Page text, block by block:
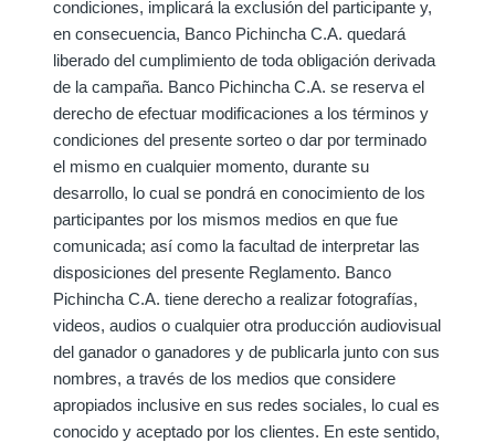
condiciones, implicará la exclusión del participante y,
en consecuencia, Banco Pichincha C.A. quedará
liberado del cumplimiento de toda obligación derivada
de la campaña. Banco Pichincha C.A. se reserva el
derecho de efectuar modificaciones a los términos y
condiciones del presente sorteo o dar por terminado
el mismo en cualquier momento, durante su
desarrollo, lo cual se pondrá en conocimiento de los
participantes por los mismos medios en que fue
comunicada; así como la facultad de interpretar las
disposiciones del presente Reglamento. Banco
Pichincha C.A. tiene derecho a realizar fotografías,
videos, audios o cualquier otra producción audiovisual
del ganador o ganadores y de publicarla junto con sus
nombres, a través de los medios que considere
apropiados inclusive en sus redes sociales, lo cual es
conocido y aceptado por los clientes. En este sentido,